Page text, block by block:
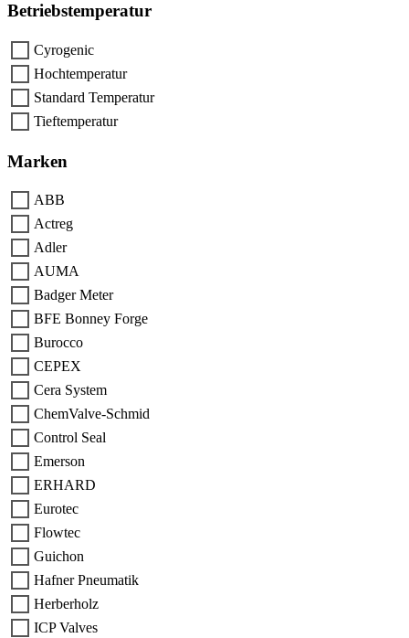
Betriebstemperatur
Cyrogenic
Hochtemperatur
Standard Temperatur
Tieftemperatur
Marken
ABB
Actreg
Adler
AUMA
Badger Meter
BFE Bonney Forge
Burocco
CEPEX
Cera System
ChemValve-Schmid
Control Seal
Emerson
ERHARD
Eurotec
Flowtec
Guichon
Hafner Pneumatik
Herberholz
ICP Valves